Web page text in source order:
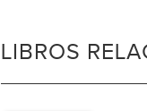
LIBROS